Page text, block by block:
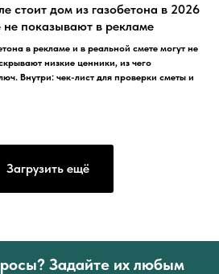
стоит дом из газобетона в 2026
показывают в рекламе
в рекламе и в реальной смете могут не
низкие ценники, из чего
Внутри: чек-лист для проверки сметы и
Загрузить ещё
Задайте их любым